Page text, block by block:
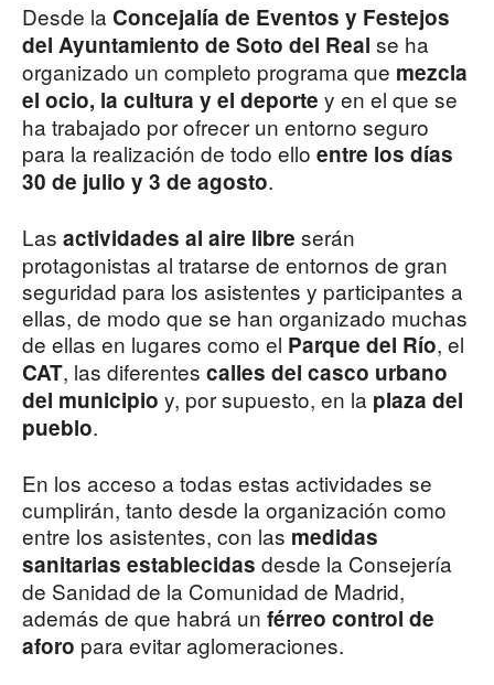
Desde la Concejalía de Eventos y Festejos
del Ayuntamiento de Soto del Real se ha
organizado un completo programa que mezcla
el ocio, la cultura y el deporte y en el que se
ha trabajado por ofrecer un entorno seguro
para la realización de todo ello entre los días
30 de julio y 3 de agosto.
Las actividades al aire libre serán
protagonistas al tratarse de entornos de gran
seguridad para los asistentes y participantes a
ellas, de modo que se han organizado muchas
de ellas en lugares como el Parque del Río, el
CAT, las diferentes calles del casco urbano
del municipio y, por supuesto, en la plaza del
pueblo.
En los acceso a todas estas actividades se
cumplirán, tanto desde la organización como
entre los asistentes, con las medidas
sanitarias establecidas desde la Consejería
de Sanidad de la Comunidad de Madrid,
además de que habrá un férreo control de
aforo para evitar aglomeraciones.